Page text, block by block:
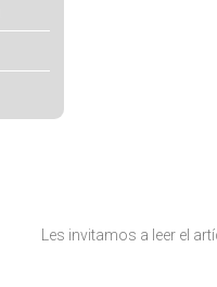
Les invitamos a leer el